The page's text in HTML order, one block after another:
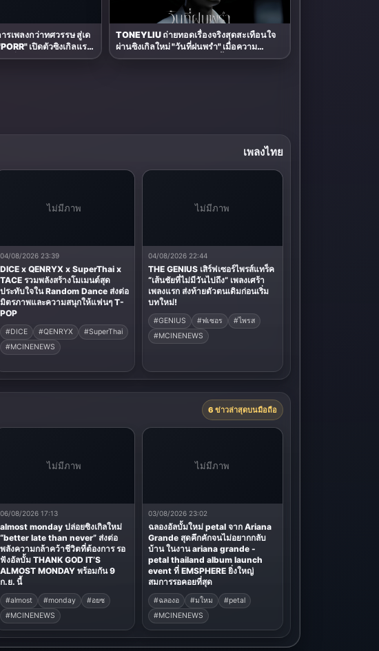
รเพลงกว่าทศวรรษ สู่เด
เปิดตัวซิงเกิลแรก
จที่จะทำแค่เพลง
TONEYLIU ถ่ายทอดเรื่องจริงสุดสะเทือนใจ
ผ่านซิงเกิลใหม่ "วันที่ฝนพรำ" เมื่อความ
ห่วงใย…อาจเป็นคำบอกรักครั้งสุดท้าย
เพลงไทย
ไม่มีภาพ
04/08/2026 23:39
DICE x QENRYX x SuperThai x
TACE รวมพลังสร้างโมเมนต์สุด
ประทับใจใน Random Dance ส่งต่อ
มิตรภาพและความสนุกให้แฟนๆ T-
POP
#DICE #QENRYX
#SuperThai
#MCINENEWS
ไม่มีภาพ
04/08/2026 22:44
THE GENIUS เสิร์ฟเซอร์ไพรส์แทร็ค
“เส้นชัยที่ไม่มีวันไปถึง” เพลงเศร้า
เพลงแรก ส่งท้ายตัวตนเดิมก่อนเริ่ม
บทใหม่!
#GENIUS #ฟเซอร
#ไพรส
#MCINENEWS
6 ข่าวล่าสุดบนมือถือ
ไม่มีภาพ
06/08/2026 17:13
almost monday ปล่อยซิงเกิลใหม่
“better late than never” ส่งต่อ
พลังความกล้าคว้าชีวิตที่ต้องการ รอ
ฟังอัลบั้ม THANK GOD IT’S
ALMOST MONDAY พร้อมกัน 9
ก.ย. นี้
#almost #monday
#อยซ
#MCINENEWS
ไม่มีภาพ
03/08/2026 23:02
ฉลองอัลบั้มใหม่ petal จาก Ariana
Grande สุดคึกคักจนไม่อยากกลับ
บ้าน ในงาน ariana grande -
petal thailand album launch
event ที่ EMSPHERE ยิ่งใหญ่
สมการรอคอยที่สุด
#ฉลองอ #มใหม
#petal
#MCINENEWS